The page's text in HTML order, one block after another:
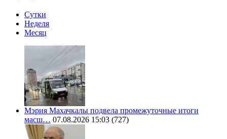
Сутки
Неделя
Месяц
Мэрия Махачкалы подвела промежуточные итоги
масш… 07.08.2026 15:03 (727)